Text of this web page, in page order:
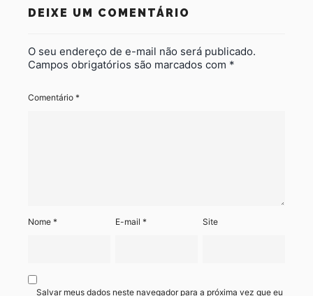
DEIXE UM COMENTÁRIO
O seu endereço de e-mail não será publicado.
Campos obrigatórios são marcados com *
Comentário *
Nome * E-mail* Site
Salvar meus dados neste navegador para a próxima vez que eu